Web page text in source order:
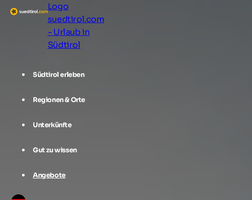
Logo
suedtirol.com
- Urlaub in
Südtirol
Südtirol erleben
Regionen & Orte
Unterkünfte
Gut zu wissen
Angebote